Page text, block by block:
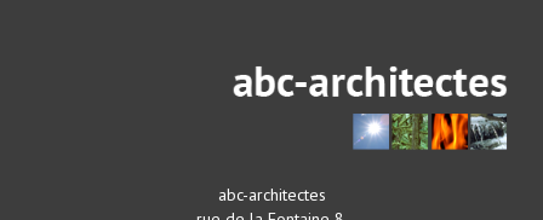
abc-architectes